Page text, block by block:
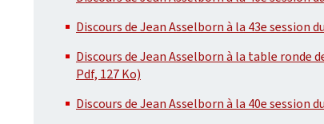
Discours de Jean Asselborn à la 43e session
Discours de Jean Asselborn à la table ronde
Pdf, 127 Ko)
Discours de Jean Asselborn à la 40e session